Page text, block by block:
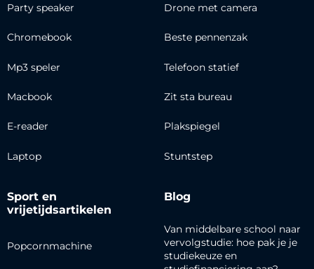
Party speaker
Chromebook
Mp3 speler
Macbook
E-reader
Laptop
Drone met camera
Beste pennenzak
Telefoon statief
Zit sta bureau
Plakspiegel
Stuntstep
Sport en
vrijetijdsartikelen
Popcornmachine
Blog
Van middelbare school naar
vervolgstudie: hoe pak je je
studiekeuze en